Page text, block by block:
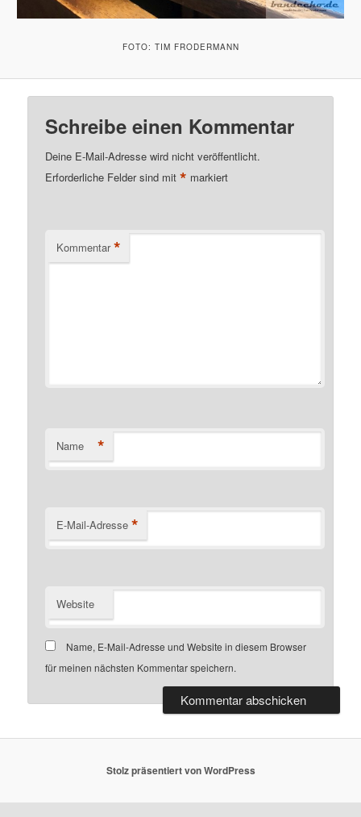
FOTO: TIM FRODERMANN
Schreibe einen Kommentar
Deine E-Mail-Adresse wird nicht veröffentlicht.
Erforderliche Felder sind mit* markiert
Kommentar *
Name *
E-Mail-Adresse *
Website
Name, E-Mail-Adresse und Website in diesem Browser
für meinen nächsten Kommentar speichern.
Stolz präsentiert von WordPress